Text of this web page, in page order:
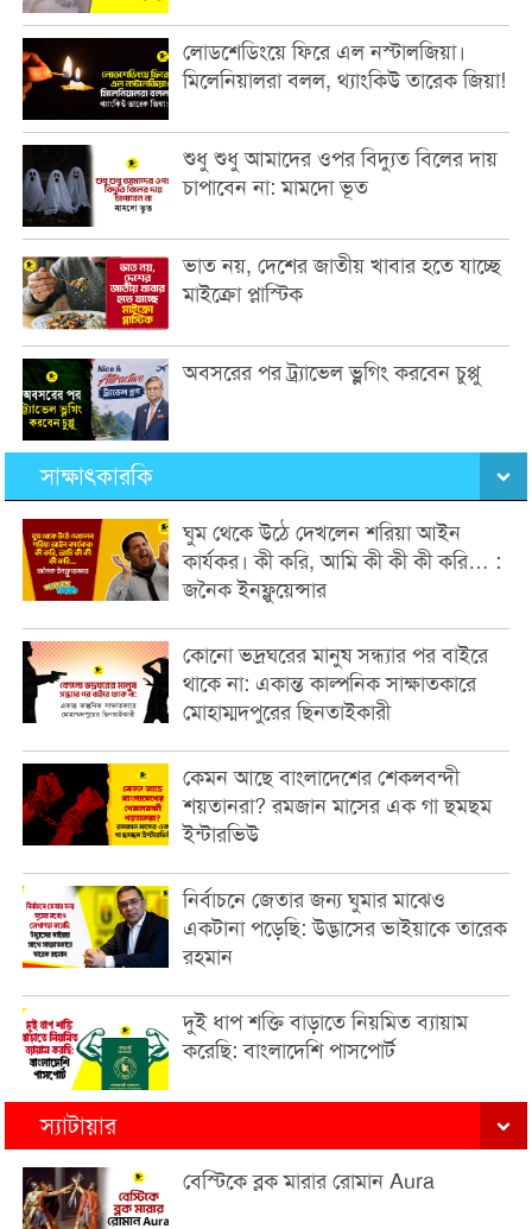
লোডশেডিংয়ে ফিরে এল নস্টালজিয়া।
মিলেনিয়ালরা বলল, থ্যাংকিউ তারেক জিয়া!
শুধু শুধু আমাদের ওপর বিদ্যুত বিলের দায়
চাপাবেন না: মামদো ভূত
ভাত নয়, দেশের জাতীয় খাবার হতে যাচ্ছে
মাইক্রো প্লাস্টিক
অবসরের পর ট্র্যাভেল ভ্লগিং করবেন চুপ্পু
সাক্ষাৎকারকি
ঘুম থেকে উঠে দেখলেন শরিয়া আইন
কার্যকর। কী করি, আমি কী কী কী করি… :
জনৈক ইনফ্লুয়েন্সার
কোনো ভদ্রঘরের মানুষ সন্ধ্যার পর বাইরে
থাকে না: একান্ত কাল্পনিক সাক্ষাতকারে
মোহাম্মদপুরের ছিনতাইকারী
কেমন আছে বাংলাদেশের শেকলবন্দী
শয়তানরা? রমজান মাসের এক গা ছমছম
ইন্টারভিউ
নির্বাচনে জেতার জন্য ঘুমার মাঝেও
একটানা পড়েছি: উদ্ভাসের ভাইয়াকে তারেক
রহমান
দুই ধাপ শক্তি বাড়াতে নিয়মিত ব্যায়াম
করেছি: বাংলাদেশি পাসপোর্ট
স্যাটায়ার
বেস্টিকে ব্লক মারার রোমান Aura